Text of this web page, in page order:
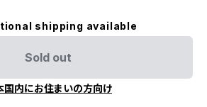
shipping available
Sold out
国内にお住まいの方向け